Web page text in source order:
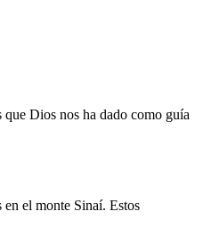
que Dios nos ha dado como guía
en el monte Sinaí. Estos